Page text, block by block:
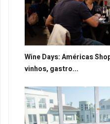
Wine Days: Américas
vinhos, gastro...